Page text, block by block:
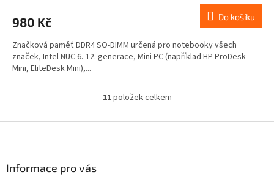
980 Kč Do košíku
Značková paměť DDR4 SO-DIMM určená pro notebooky všech
značek, Intel NUC 6.-12. generace, Mini PC (například HP ProDesk
Mini, EliteDesk Mini),...
O
l
11položek celkem
Informace pro vás